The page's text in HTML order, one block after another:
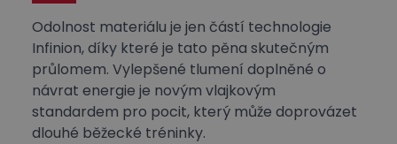
Odolnost materiálu je jen částí technologie
Infinion, díky které je tato pěna skutečným
průlomem. Vylepšené tlumení doplněné o
návrat energie je novým vlajkovým
standardem pro pocit, který může doprovázet
dlouhé běžecké tréninky.